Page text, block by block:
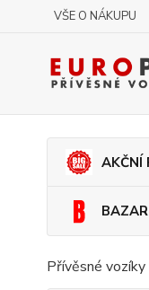
VŠE O NÁKUPU
AKČNÍ
BAZAR
Přívěsné vozíky